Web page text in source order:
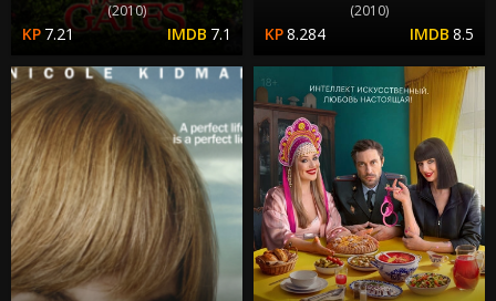
(2010)
7.21 7.1
(2010)
8.284 8.5